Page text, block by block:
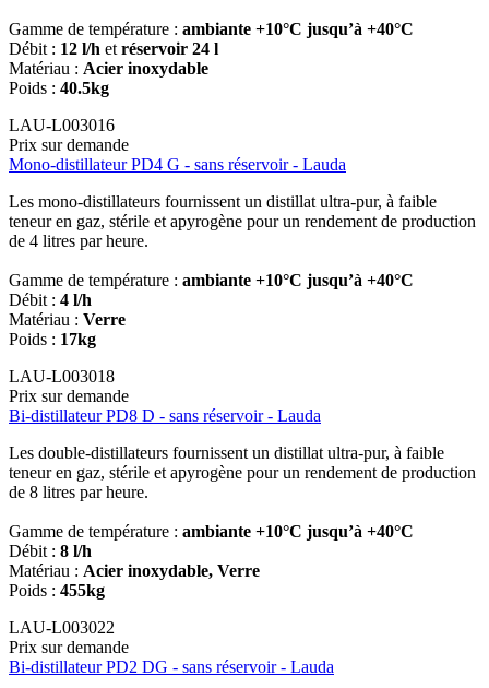
Gamme de température : ambiante +10°C jusqu’à +40°C
Débit : 12 l/h et réservoir 24 l
Matériau : Acier inoxydable
Poids : 40.5kg
LAU-L003016
Prix sur demande
Mono-distillateur PD4 G - sans réservoir - Lauda
Les mono-distillateurs fournissent un distillat ultra-pur, à faible
teneur en gaz, stérile et apyrogène pour un rendement de production
de 4 litres par heure.
Gamme de température : ambiante +10°C jusqu’à +40°C
Débit : 4 l/h
Matériau : Verre
Poids : 17kg
LAU-L003018
Prix sur demande
Bi-distillateur PD8 D - sans réservoir - Lauda
Les double-distillateurs fournissent un distillat ultra-pur, à faible
teneur en gaz, stérile et apyrogène pour un rendement de production
de 8 litres par heure.
Gamme de température : ambiante +10°C jusqu’à +40°C
Débit : 8 l/h
Matériau : Acier inoxydable, Verre
Poids : 455kg
LAU-L003022
Prix sur demande
Bi-distillateur PD2 DG - sans réservoir - Lauda